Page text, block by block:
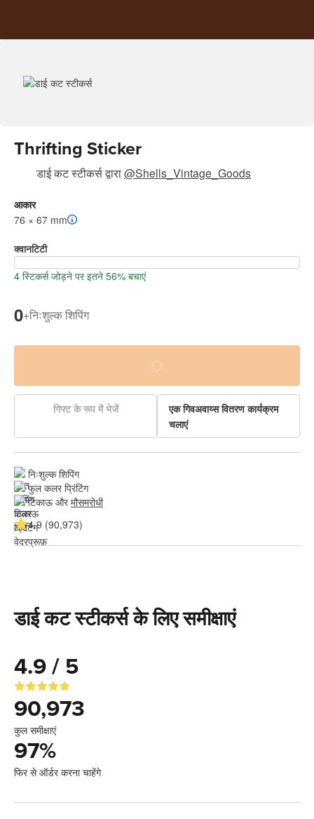
Thrifting Sticker
डाई कट स्टीकर्सद्वारा@Shells_Vintage_Goods
आकार
76 × 67 mm
क्वानटिटी
4 स्टिकर्स जोड़ने पर इतने 56% बचाएं
0+निःशुल्क शिपिंग
गिफ्ट के रूप में भेजें
एक गिवअवाय्स वितरण कार्यक्रम
चलाएं
निःशुल्क शिपिंग
फुल कलर प्रिंटिंग
टिकाऊ और मौसमरोधी
4.9 (90,973)
डाई कट स्टीकर्स के लिए समीक्षाएं
4.9 / 5
90,973
कुल समीक्षाएं
97%
फिर से ऑर्डर करना चाहेंगे